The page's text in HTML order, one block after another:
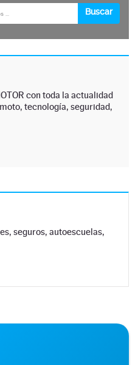
con toda la actualidad
tecnología, seguridad,
seguros, autoescuelas,